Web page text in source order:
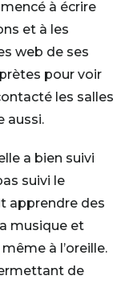
à écrire
et à les
web de ses
pour voir
les salles
aussi.
a bien suivi
suivi le
apprendre des
musique et
à l’oreille.
de